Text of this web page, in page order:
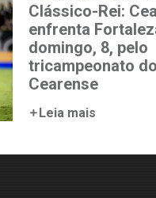
Clássico-Rei:
enfrenta
domingo, 8, pelo
tricampeonato do
Cearense
Leia mais